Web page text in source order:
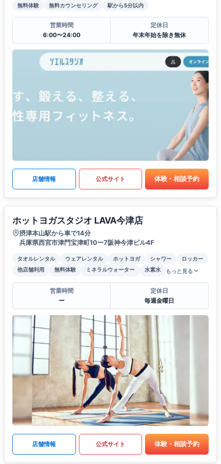
無料体験
無料カウンセリング 駅から5分以内
営業時間
6:00〜24:00
定休日
年末年始を除き無休
店舗情報 公式サイト 体験・相談予約
ホットヨガスタジオ LAVA今津店
摂津本山駅から車で14分
兵庫県西宮市津門宝津町10ー7阪神今津ビル4F
タオルレンタル ウェアレンタル ホットヨガ シャワー
ロッカー
他店舗利用
無料体験 ミネラルウォーター 水素水 もっと見る
営業時間
ー
定休日
毎週金曜日
店舗情報 公式サイト 体験・相談予約